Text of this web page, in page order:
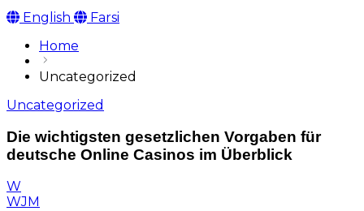
English
Farsi
Home
Uncategorized
Uncategorized
Die wichtigsten gesetzlichen Vorgaben für
deutsche Online Casinos im Überblick
W
WJM